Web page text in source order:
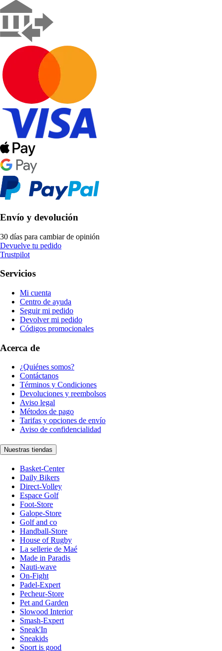
Envío y devolución
30 días para cambiar de opinión
Devuelve tu pedido
Trustpilot
Servicios
Mi cuenta
Centro de ayuda
Seguir mi pedido
Devolver mi pedido
Códigos promocionales
Acerca de
¿Quiénes somos?
Contáctanos
Términos y Condiciones
Devoluciones y reembolsos
Aviso legal
Métodos de pago
Tarifas y opciones de envío
Aviso de confidencialidad
Nuestras tiendas
Basket-Center
Daily Bikers
Direct-Volley
Espace Golf
Foot-Store
Galope-Store
Golf and co
Handball-Store
House of Rugby
La sellerie de Maé
Made in Paradis
Nauti-wave
On-Fight
Padel-Expert
Pecheur-Store
Pet and Garden
Slowood Interior
Smash-Expert
Sneak'In
Sneakids
Sport is good